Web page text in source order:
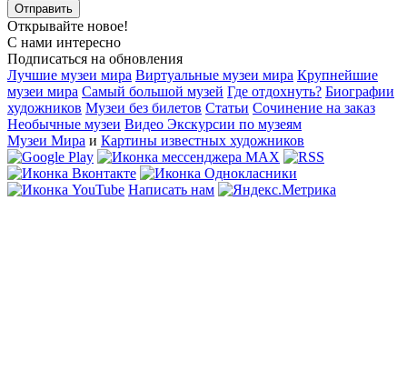
Открывайте новое!
С нами интересно
Подписаться на обновления
Лучшие музеи мира Виртуальные музеи мира Крупнейшие
музеи мира Самый большой музей Где отдохнуть? Биографии
художников Музеи без билетов Статьи Сочинение на заказ
Необычные музеи Видео Экскурсии по музеям
Музеи Мира и Картины известных художников
Написать нам